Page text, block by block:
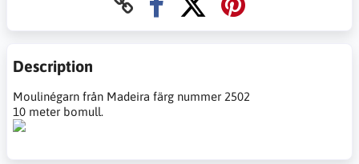
Description
Moulinégarn från Madeira färg nummer 2502
10 meter bomull.